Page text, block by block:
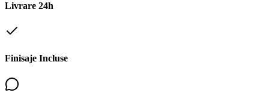
Livrare 24h
Finisaje Incluse